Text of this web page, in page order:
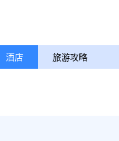
酒店 旅游攻略